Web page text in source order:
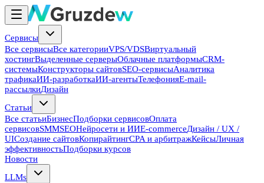
Сервисы
Все сервисыВсе категорииVPS/VDSВиртуальный
хостингВыделенные серверыОблачные платформыCRM-
системыКонструкторы сайтовSEO-сервисыАналитика
трафикаИИ-разработкаИИ-агентыТелефонияE-mail-
рассылкиДизайн
Статьи
Все статьиБизнесПодборки сервисовОплата
сервисовSMMSEOНейросети и ИИE-commerceДизайн / UX /
UIСоздание сайтовКопирайтингCPA и арбитражКейсыЛичная
эффективностьПодборки курсов
Новости
LLMs